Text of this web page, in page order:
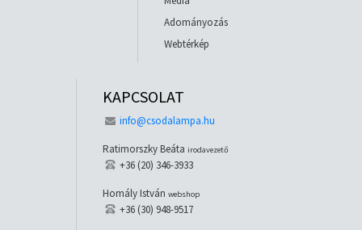
Adományozás
Webtérkép
KAPCSOLAT
info@csodalampa.hu
Ratimorszky Beáta irodavezető
+36 (20) 346-3933
Homály István webshop
+36 (30) 948-9517